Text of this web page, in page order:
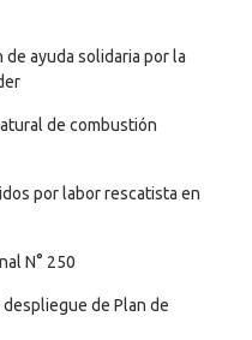
ayuda solidaria por la
de combustión
por labor rescatista en
N° 250
de Plan de